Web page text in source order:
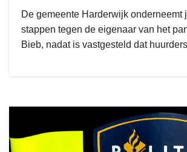
De gemeente Harderwijk onderneemt
stappen tegen de eigenaar van het
Bieb, nadat is vastgesteld dat